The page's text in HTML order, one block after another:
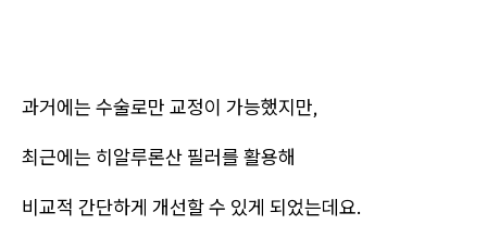
과거에는 수술로만 교정이 가능했지만,
최근에는 히알루론산 필러를 활용해
비교적 간단하게 개선할 수 있게 되었는데요.